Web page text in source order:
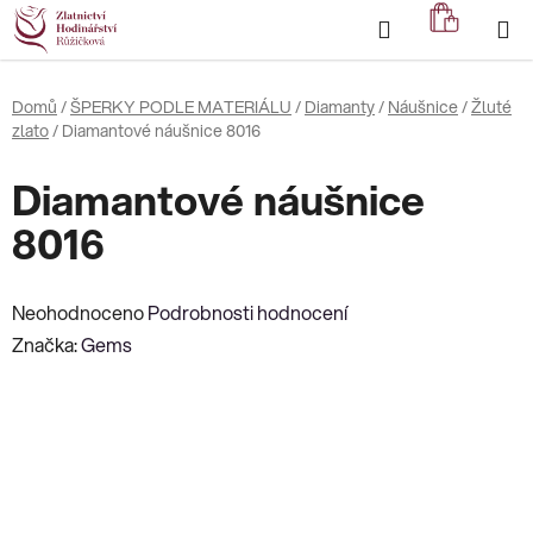
Přejít
na
obsah
Hledat
KOŠÍK
Domů /ŠPERKY PODLE MATERIÁLU / Diamanty/ Náušnice/Žluté
zlato/ Diamantové náušnice 8016
Diamantové náušnice
8016
Průměrné
hodnocení
NeohodnocenoPodrobnosti hodnocení
Značka:Gems